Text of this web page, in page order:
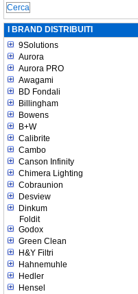
I BRAND DISTRIBUITI
9Solutions
Aurora
Aurora PRO
Awagami
BD Fondali
Billingham
Bowens
B+W
Calibrite
Cambo
Canson Infinity
Chimera Lighting
Cobraunion
Desview
Dinkum
Foldit
Godox
Green Clean
H&Y Filtri
Hahnemuhle
Hedler
Hensel